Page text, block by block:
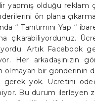
yapmış olduğu reklam
ön plana
“ Tanıtımını Yap “
çıkarabiliyordunuz.
Artık Facebook
Her arkadaşınızın
olmayan bir gönderinin
yok. Ücretini
Bu durum ilerleyen